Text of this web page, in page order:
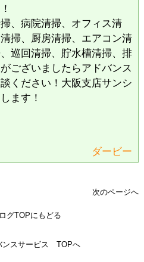
、病院清掃、オフィス清
掃、厨房清掃、エアコン清
巡回清掃、貯水槽清掃、排
ございましたらアドバンス
ください！大阪支店サンシ
ます！
ダービー
次のページへ
グTOPにもどる
ンスサービス TOPへ